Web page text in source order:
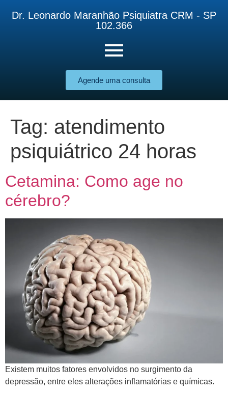
Dr. Leonardo Maranhão Psiquiatra CRM - SP
102.366
Agende uma consulta
Tag: atendimento
psiquiátrico 24 horas
Cetamina: Como age no
cérebro?
​Existem muitos fatores envolvidos no surgimento da
depressão, entre eles alterações inflamatórias e químicas.